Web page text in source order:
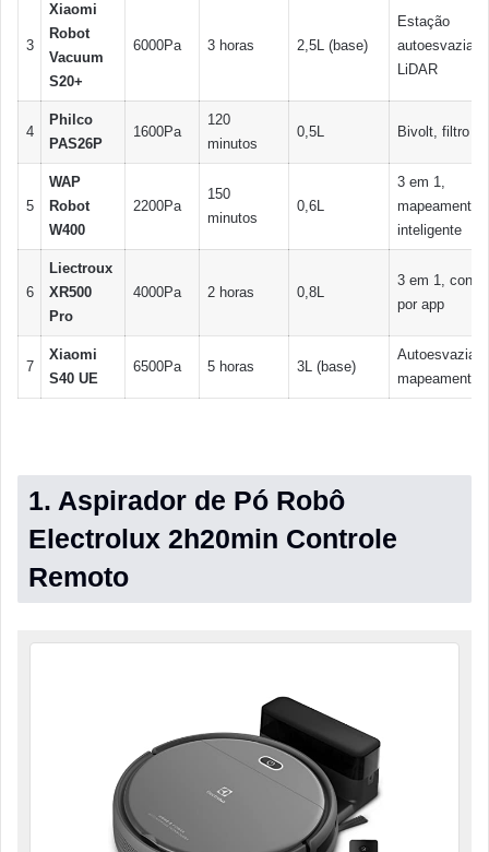
3
Xiaomi
Robot
Vacuum
S20+
6000Pa 3 horas 2,5L (base)
Estação
LiDAR
4
Philco
PAS26P
1600Pa
120
minutos
0,5L Bivolt, filtro
5
WAP
Robot
W400
2200Pa
150
minutos
0,6L
3 em 1,
mapeamento
inteligente
6
Liectroux
XR500
Pro
4000Pa 2 horas 0,8L
3 em 1,
por app
7
Xiaomi
S40 UE
6500Pa 5 horas 3L (base)
mapeamento
1. Aspirador de Pó Robô
Electrolux 2h20min Controle
Remoto